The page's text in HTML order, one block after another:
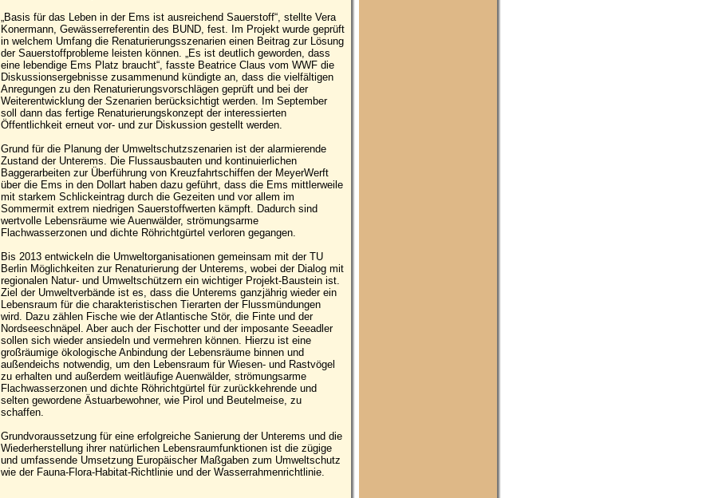
„Basis für das Leben in der Ems ist ausreichend Sauerstoff“, stellte Vera
Konermann, Gewässerreferentin des BUND, fest. Im Projekt wurde geprüft
in welchem Umfang die Renaturierungsszenarien einen Beitrag zur Lösung
der Sauerstoffprobleme leisten können. „Es ist deutlich geworden, dass
eine lebendige Ems Platz braucht“, fasste Beatrice Claus vom WWF die
Diskussionsergebnisse zusammenund kündigte an, dass die vielfältigen
Anregungen zu den Renaturierungsvorschlägen geprüft und bei der
Weiterentwicklung der Szenarien berücksichtigt werden. Im September
soll dann das fertige Renaturierungskonzept der interessierten
Öffentlichkeit erneut vor- und zur Diskussion gestellt werden.
Grund für die Planung der Umweltschutzszenarien ist der alarmierende
Zustand der Unterems. Die Flussausbauten und kontinuierlichen
Baggerarbeiten zur Überführung von Kreuzfahrtschiffen der MeyerWerft
über die Ems in den Dollart haben dazu geführt, dass die Ems mittlerweile
mit starkem Schlickeintrag durch die Gezeiten und vor allem im
Sommermit extrem niedrigen Sauerstoffwerten kämpft. Dadurch sind
wertvolle Lebensräume wie Auenwälder, strömungsarme
Flachwasserzonen und dichte Röhrichtgürtel verloren gegangen.
Bis 2013 entwickeln die Umweltorganisationen gemeinsam mit der TU
Berlin Möglichkeiten zur Renaturierung der Unterems, wobei der Dialog mit
regionalen Natur- und Umweltschützern ein wichtiger Projekt-Baustein ist.
Ziel der Umweltverbände ist es, dass die Unterems ganzjährig wieder ein
Lebensraum für die charakteristischen Tierarten der Flussmündungen
wird. Dazu zählen Fische wie der Atlantische Stör, die Finte und der
Nordseeschnäpel. Aber auch der Fischotter und der imposante Seeadler
sollen sich wieder ansiedeln und vermehren können. Hierzu ist eine
großräumige ökologische Anbindung der Lebensräume binnen und
außendeichs notwendig, um den Lebensraum für Wiesen- und Rastvögel
zu erhalten und außerdem weitläufige Auenwälder, strömungsarme
Flachwasserzonen und dichte Röhrichtgürtel für zurückkehrende und
selten gewordene Ästuarbewohner, wie Pirol und Beutelmeise, zu
schaffen.
Grundvoraussetzung für eine erfolgreiche Sanierung der Unterems und die
Wiederherstellung ihrer natürlichen Lebensraumfunktionen ist die zügige
und umfassende Umsetzung Europäischer Maßgaben zum Umweltschutz
wie der Fauna-Flora-Habitat-Richtlinie und der Wasserrahmenrichtlinie.